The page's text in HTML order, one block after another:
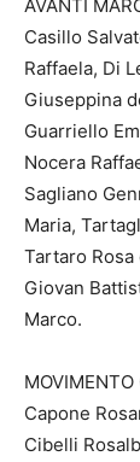
AVANTI
Casillo
Raffaela, Di
Giuseppina
Guarriello
Nocera
Sagliano
Maria,
Tartaro
Giovan
Marco.
Capone
Cibelli